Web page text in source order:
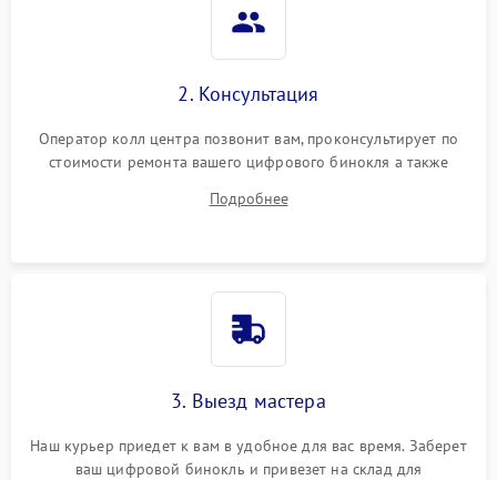
2. Консультация
Оператор колл центра позвонит вам, проконсультирует по
стоимости ремонта вашего цифрового бинокля а также
Подробнее
3. Выезд мастера
Наш курьер приедет к вам в удобное для вас время. Заберет
ваш цифровой бинокль и привезет на склад для